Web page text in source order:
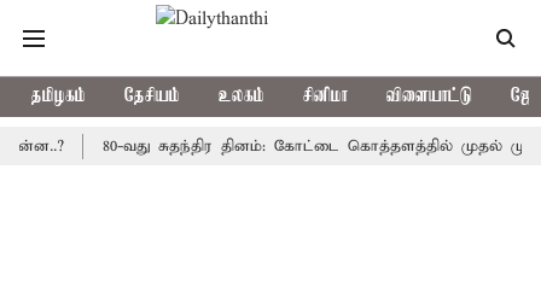
தமிழகம் தேசியம் உலகம் சினிமா விளையாட்டு
80-வது சுதந்திர தினம்: கோட்டை கொத்தளத்தில் முதல் முறையாக